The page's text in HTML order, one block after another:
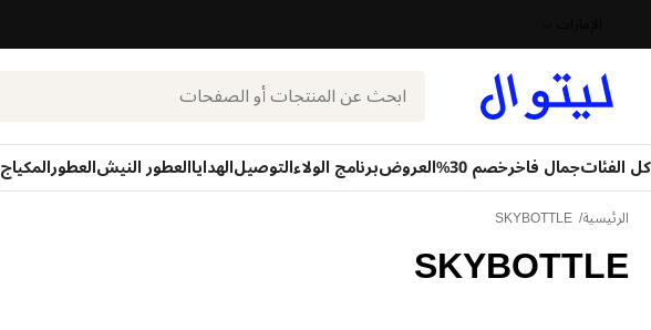
بحث
كل الفئاتجمال فاخرخصم 30% العروضبرنامج الولاءالتوصيلالهداياالعطور النيشالعطورالمكياج
الرئيسية SKYBOTTLE
SKYBOTTLE